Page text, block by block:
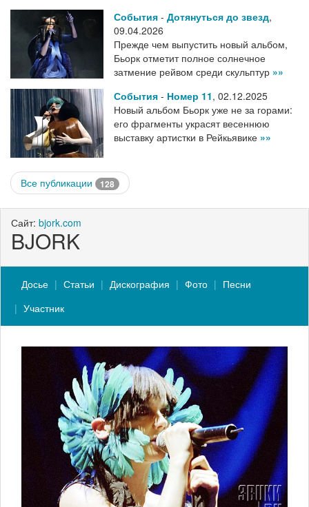
События - Дотянуться до звезд,
09.04.2026
Прежде чем выпустить новый альбом,
Бьорк отметит полное солнечное
затмение рейвом среди скульптур »»
События - Номер 11, 02.12.2025
Новый альбом Бьорк уже не за горами:
его фрагменты украсят весеннюю
выставку артистки в Рейкьявике »»
Все публикации 128
Сайт: bjork.com
BJORK
Досье Статьи Дискография Фото
Песни
Участник